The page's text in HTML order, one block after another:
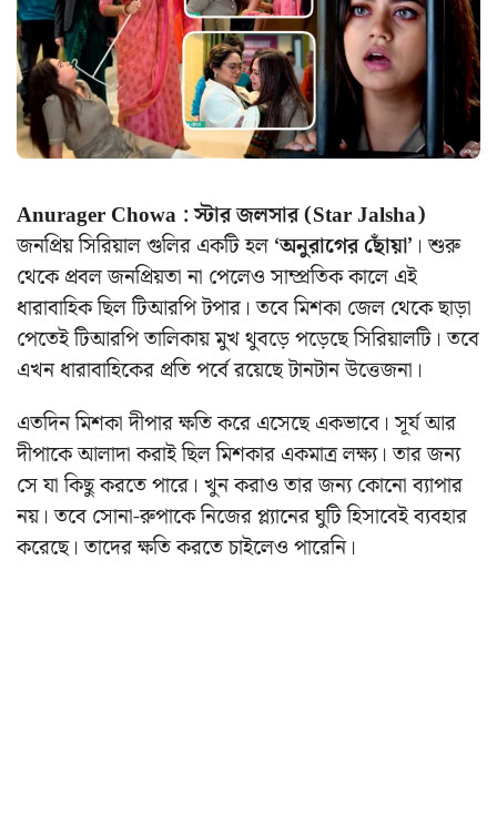
Anurager Chowa : স্টার জলসার (Star Jalsha)
জনপ্রিয় সিরিয়াল গুলির একটি হল‘অনুরাগের ছোঁয়া’ । শুরু
থেকে প্রবল জনপ্রিয়তা না পেলেও সাম্প্রতিক কালে এই
ধারাবাহিক ছিল টিআরপি টপার। তবে মিশকা জেল থেকে ছাড়া
পেতেই টিআরপি তালিকায় মুখ থুবড়ে পড়েছে সিরিয়ালটি। তবে
এখন ধারাবাহিকের প্রতি পর্বে রয়েছে টানটান উত্তেজনা।
এতদিন মিশকা দীপার ক্ষতি করে এসেছে একভাবে। সূর্য আর
দীপাকে আলাদা করাই ছিল মিশকার একমাত্র লক্ষ্য। তার জন্য
সে যা কিছু করতে পারে। খুন করাও তার জন্য কোনো ব্যাপার
নয়। তবে সোনা-রুপাকে নিজের প্ল্যানের ঘুটি হিসাবেই ব্যবহার
করেছে। তাদের ক্ষতি করতে চাইলেও পারেনি।